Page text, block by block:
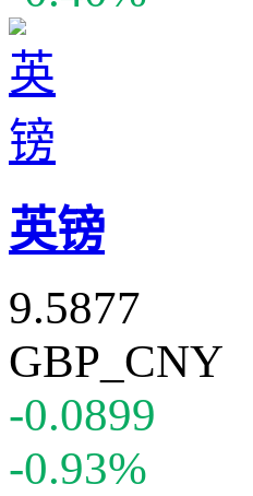
英镑
9.5877
GBP_CNY
-0.0899
-0.93%